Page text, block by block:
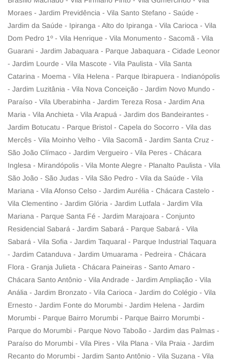
Moraes - Jardim Previdência - Vila Santo Stefano - Saúde -
Jardim da Saúde - Ipiranga - Alto do Ipiranga - Vila Carioca - Vila
Dom Pedro 1º - Vila Henrique - Vila Monumento - Sacomã - Vila
Guarani - Jardim Jabaquara - Parque Jabaquara - Cidade Leonor
- Jardim Lourde - Vila Mascote - Vila Paulista - Vila Santa
Catarina - Moema - Vila Helena - Parque Ibirapuera - Indianópolis
- Jardim Luzitânia - Vila Nova Conceição - Jardim Novo Mundo -
Paraíso - Vila Uberabinha - Jardim Tereza Rosa - Jardim Ana
Maria - Vila Anchieta - Vila Arapuá - Jardim dos Bandeirantes -
Jardim Botucatu - Parque Bristol - Capela do Socorro - Vila das
Mercês - Vila Moinho Velho - Vila Sacomã - Jardim Santa Cruz -
São João Clímaco - Jardim Vergueiro - Vila Peres - Chácara
Inglesa - Mirandópolis - Vila Monte Alegre - Planalto Paulista - Vila
São João - São Judas - Vila São Pedro - Vila da Saúde - Vila
Mariana - Vila Afonso Celso - Jardim Aurélia - Chácara Castelo -
Vila Clementino - Jardim Glória - Jardim Lutfala - Jardim Vila
Mariana - Parque Santa Fé - Jardim Marajoara - Conjunto
Residencial Sabará - Jardim Sabará - Parque Sabará - Vila
Sabará - Vila Sofia - Jardim Taquaral - Parque Industrial Taquara
- Jardim Catanduva - Jardim Umuarama - Pedreira - Chácara
Flora - Granja Julieta - Chácara Paineiras - Santo Amaro -
Chácara Santo Antônio - Vila Andrade - Jardim Ampliação - Vila
Anália - Jardim Bronzato - Vila Carioca - Jardim do Colégio - Vila
Ernesto - Jardim Fonte do Morumbi - Jardim Helena - Jardim
Morumbi - Parque Bairro Morumbi - Parque Bairro Morumbi -
Parque do Morumbi - Parque Novo Taboão - Jardim das Palmas -
Paraíso do Morumbi - Vila Pires - Vila Plana - Vila Praia - Jardim
Recanto do Morumbi - Jardim Santo Antônio - Vila Suzana - Vila